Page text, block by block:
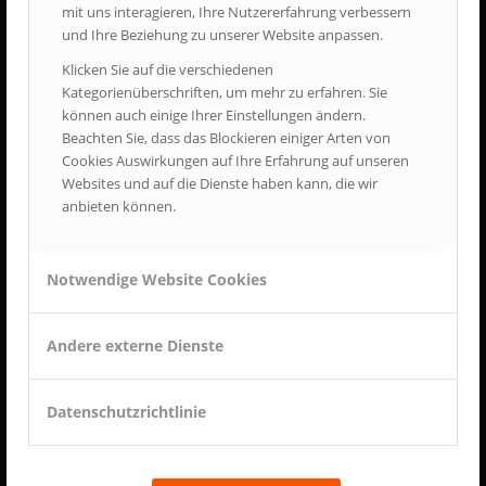
mit uns interagieren, Ihre Nutzererfahrung verbessern
und Ihre Beziehung zu unserer Website anpassen.
Klicken Sie auf die verschiedenen
Kategorienüberschriften, um mehr zu erfahren. Sie
können auch einige Ihrer Einstellungen ändern.
Beachten Sie, dass das Blockieren einiger Arten von
Cookies Auswirkungen auf Ihre Erfahrung auf unseren
Websites und auf die Dienste haben kann, die wir
anbieten können.
Notwendige Website Cookies
Andere externe Dienste
Datenschutzrichtlinie
ÖFFNUNGSZEITEN
10:00 - 17:00 Uhr
Gesetzliche Feiertage
10:00 - 17:00 Uhr
Feuerwehrmuseum Bayern e.V.
84478 Waldkraiburg